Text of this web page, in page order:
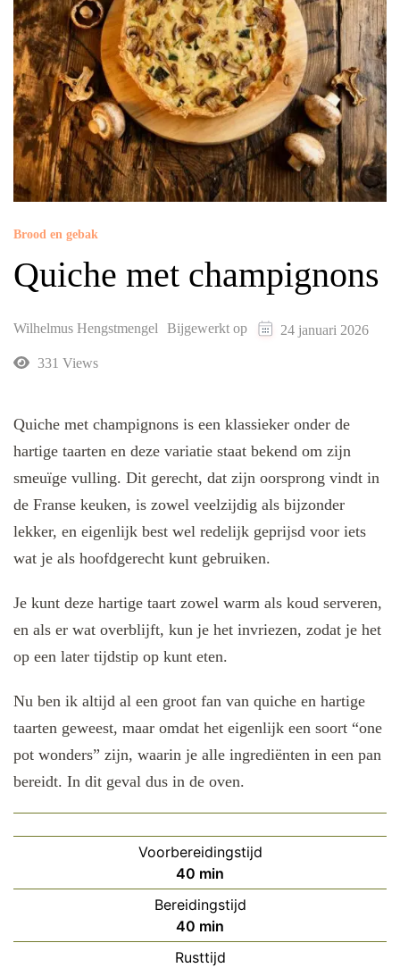
Brood en gebak
Quiche met champignons
Wilhelmus Hengstmengel Bijgewerkt op 24 januari 2026
331 Views
Quiche met champignons is een klassieker onder de
hartige taarten en deze variatie staat bekend om zijn
smeuïge vulling. Dit gerecht, dat zijn oorsprong vindt in
de Franse keuken, is zowel veelzijdig als bijzonder
lekker, en eigenlijk best wel redelijk geprijsd voor iets
wat je als hoofdgerecht kunt gebruiken.
Je kunt deze hartige taart zowel warm als koud serveren,
en als er wat overblijft, kun je het invriezen, zodat je het
op een later tijdstip op kunt eten.
Nu ben ik altijd al een groot fan van quiche en hartige
taarten geweest, maar omdat het eigenlijk een soort “one
pot wonders” zijn, waarin je alle ingrediënten in een pan
bereidt. In dit geval dus in de oven.
Voorbereidingstijd
40 minuten
min
Bereidingstijd
40 minuten
min
Rusttijd